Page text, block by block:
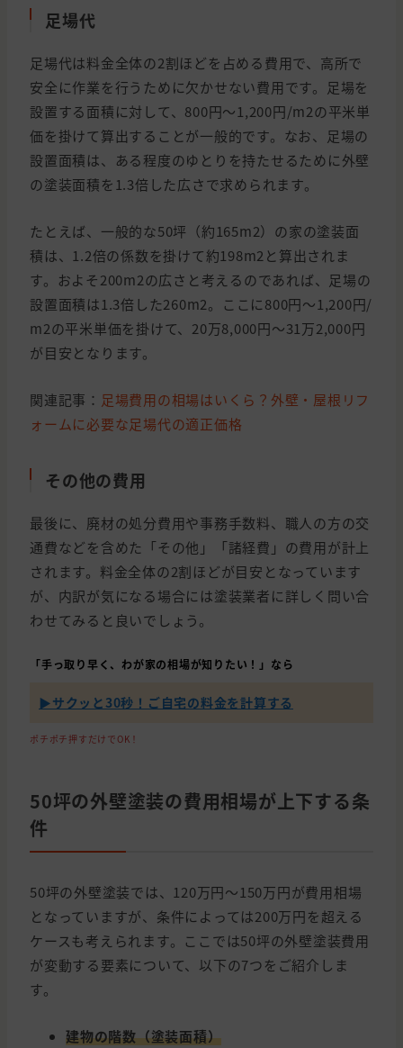
足場代
足場代は料金全体の2割ほどを占める費用で、高所で
安全に作業を行うために欠かせない費用です。足場を
設置する面積に対して、800円〜1,200円/m2の平米単
価を掛けて算出することが一般的です。なお、足場の
設置面積は、ある程度のゆとりを持たせるために外壁
の塗装面積を1.3倍した広さで求められます。
たとえば、一般的な50坪（約165m2）の家の塗装面
積は、1.2倍の係数を掛けて約198m2と算出されま
す。およそ200m2の広さと考えるのであれば、足場の
設置面積は1.3倍した260m2。ここに800円〜1,200円/
m2の平米単価を掛けて、20万8,000円〜31万2,000円
が目安となります。
関連記事： 足場費用の相場はいくら？外壁・屋根リフ
ォームに必要な足場代の適正価格
その他の費用
最後に、廃材の処分費用や事務手数料、職人の方の交
通費などを含めた「その他」「諸経費」の費用が計上
されます。料金全体の2割ほどが目安となっています
が、内訳が気になる場合には塗装業者に詳しく問い合
わせてみると良いでしょう。
「手っ取り早く、わが家の相場が知りたい！」なら
▶︎サクッと30秒！ご自宅の料金を計算する
ポチポチ押すだけでOK！
50坪の外壁塗装の費用相場が上下する条
件
50坪の外壁塗装では、120万円〜150万円が費用相場
となっていますが、条件によっては200万円を超える
ケースも考えられます。ここでは50坪の外壁塗装費用
が変動する要素について、以下の7つをご紹介しま
す。
建物の階数（塗装面積）